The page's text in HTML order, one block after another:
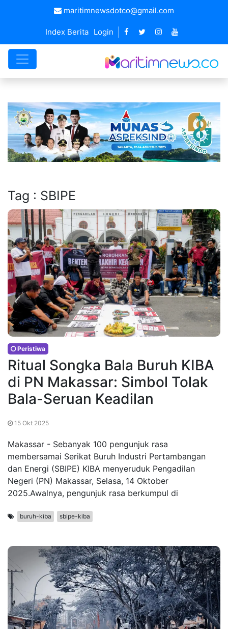
maritimnewsdotco@gmail.com
Index Berita Login
Tag : SBIPE
Peristiwa
Ritual Songka Bala Buruh KIBA
di PN Makassar: Simbol Tolak
Bala-Seruan Keadilan
15 Okt 2025
Makassar - Sebanyak 100 pengunjuk rasa
membersamai Serikat Buruh Industri Pertambangan
dan Energi (SBIPE) KIBA menyeruduk Pengadilan
Negeri (PN) Makassar, Selasa, 14 Oktober
2025.Awalnya, pengunjuk rasa berkumpul di
buruh-kiba sbipe-kiba